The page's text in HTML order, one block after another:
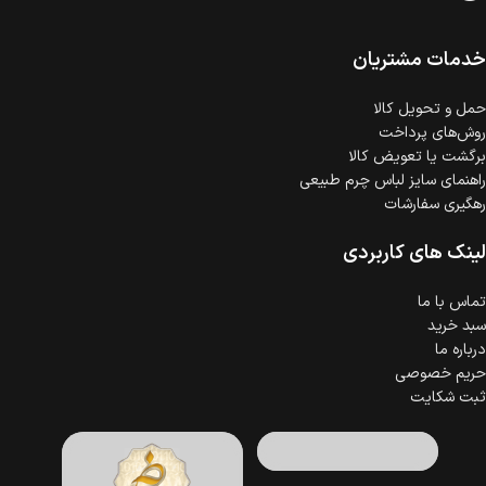
گارانتی معتبر برای تمامی محصولات ارائه می‌شود.خدمات مشتریان
حمل‌ و تحویل کالا
روش‌های پرداخت
برگشت یا تعویض کالا
راهنمای سایز لباس چرم طبیعی
رهگیری سفارشات
لینک های کاربردی
تماس با ما
سبد خرید
درباره ما
حریم خصوصی
ثبت شکایت